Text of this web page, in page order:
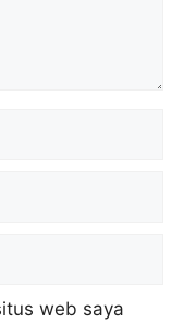
web saya